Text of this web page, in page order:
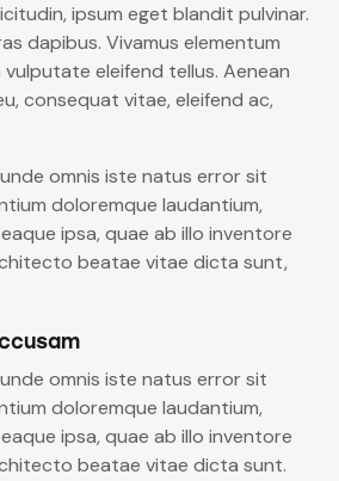
ipsum eget blandit pulvinar.
dapibus. Vivamus elementum
vulputate eleifend tellus. Aenean
consequat vitae, eleifend ac,
omnis iste natus error sit
doloremque laudantium,
ipsa, quae ab illo inventore
beatae vitae dicta sunt,
omnis iste natus error sit
doloremque laudantium,
ipsa, quae ab illo inventore
beatae vitae dicta sunt.